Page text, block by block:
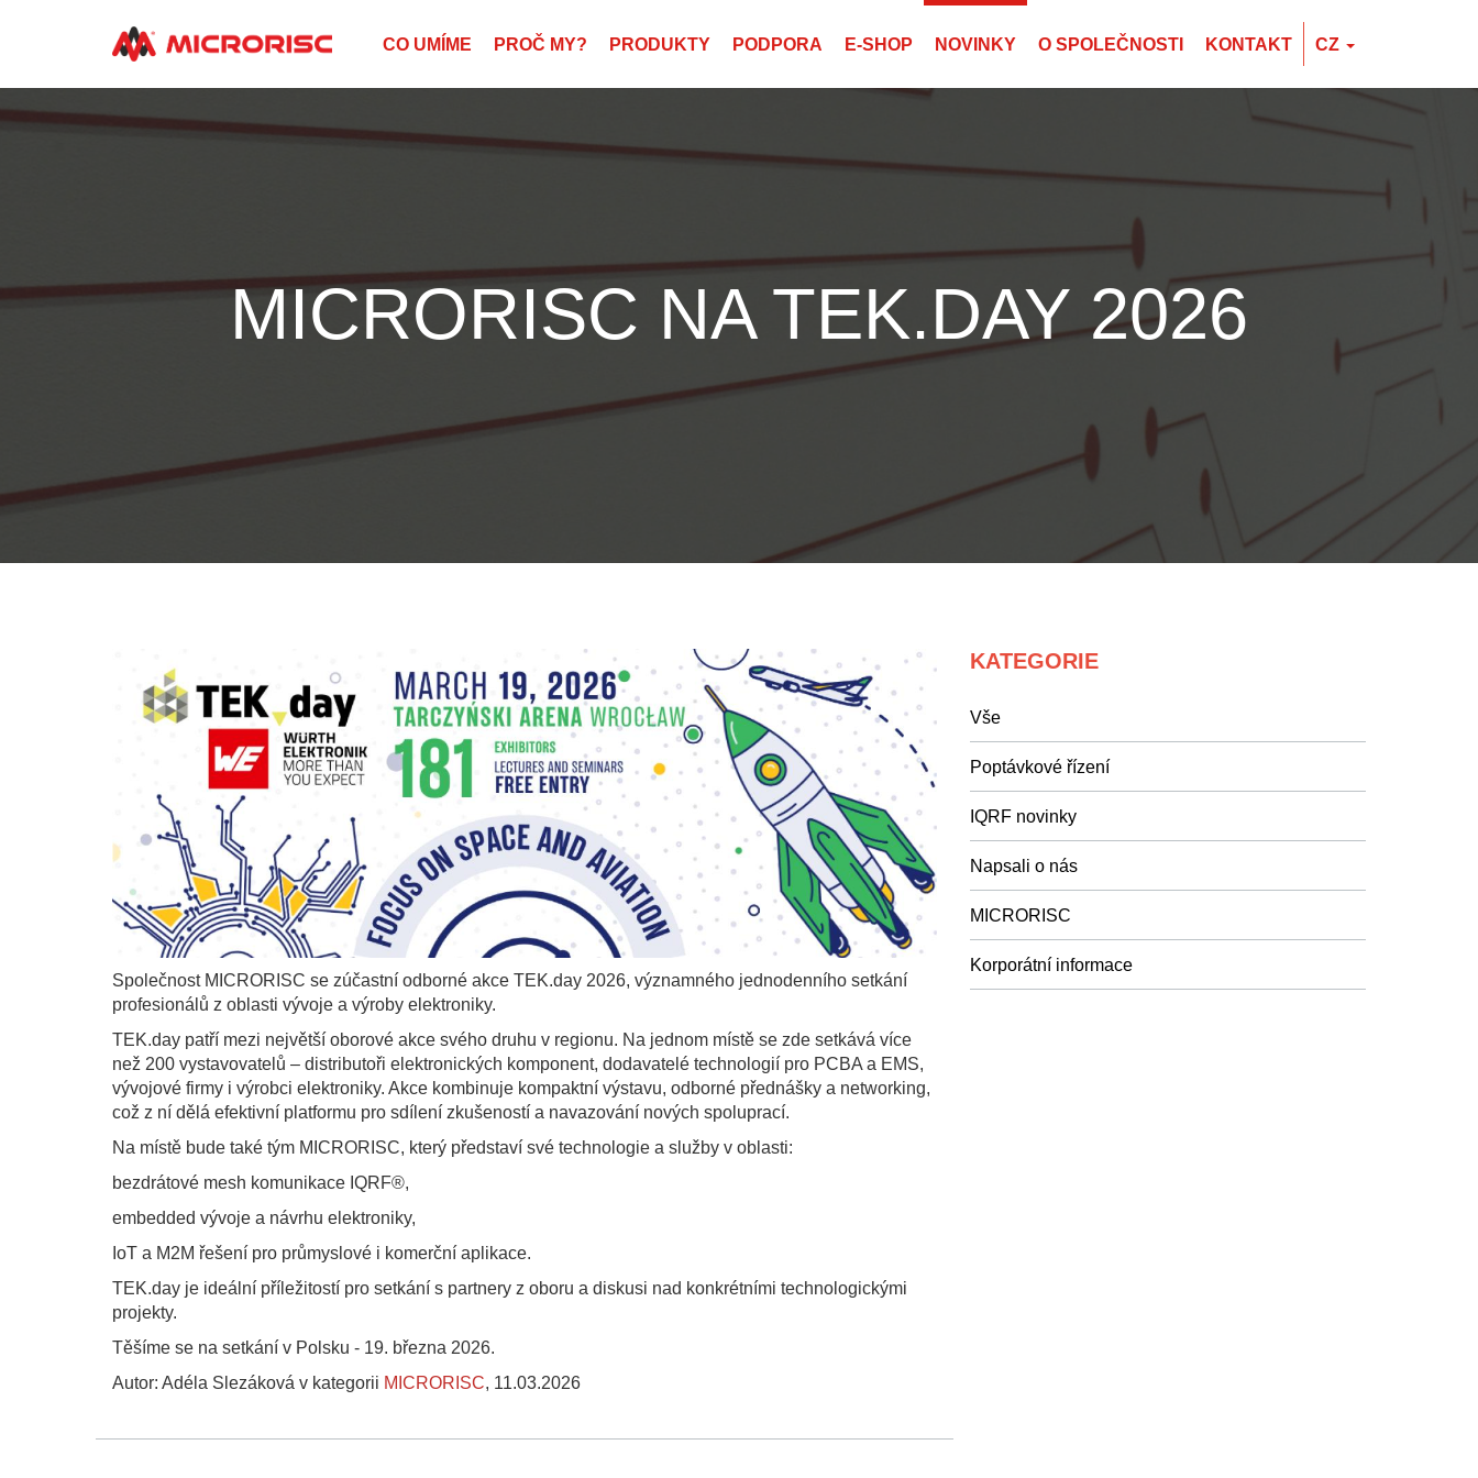
CO UMÍME PROČ MY? PRODUKTY PODPORA E-SHOP NOVINKY O SPOLEČNOSTI KONTAKT CZ
MICRORISC NA TEK.DAY 2026
Společnost MICRORISC se zúčastní odborné akce TEK.day 2026, významného jednodenního setkání
profesionálů z oblasti vývoje a výroby elektroniky.
TEK.day patří mezi největší oborové akce svého druhu v regionu. Na jednom místě se zde setkává více
než 200 vystavovatelů – distributoři elektronických komponent, dodavatelé technologií pro PCBA a EMS,
vývojové firmy i výrobci elektroniky. Akce kombinuje kompaktní výstavu, odborné přednášky a networking,
což z ní dělá efektivní platformu pro sdílení zkušeností a navazování nových spoluprací.
Na místě bude také tým MICRORISC, který představí své technologie a služby v oblasti:
bezdrátové mesh komunikace IQRF®,
embedded vývoje a návrhu elektroniky,
IoT a M2M řešení pro průmyslové i komerční aplikace.
TEK.day je ideální příležitostí pro setkání s partnery z oboru a diskusi nad konkrétními technologickými
projekty.
Těšíme se na setkání v Polsku - 19. března 2026.
Autor: Adéla Slezáková v kategorii MICRORISC, 11.03.2026
KATEGORIE
Vše
Poptávkové řízení
IQRF novinky
Napsali o nás
MICRORISC
Korporátní informace